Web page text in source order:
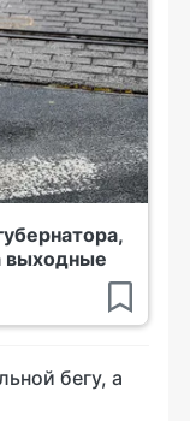
выходные
бегу, а